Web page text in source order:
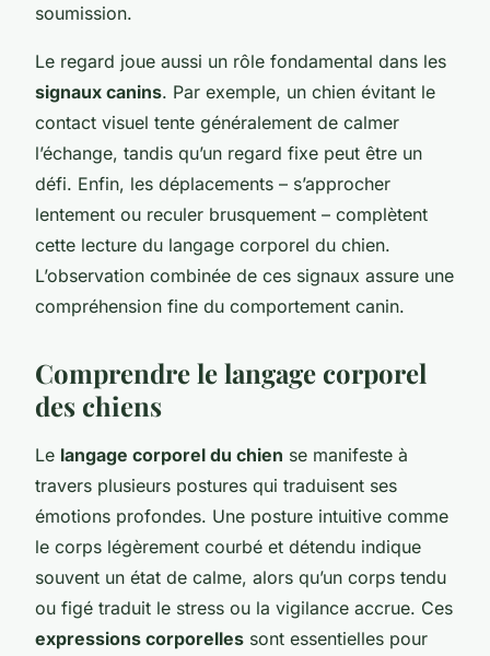
soumission.
Le regard joue aussi un rôle fondamental dans les
signaux canins. Par exemple, un chien évitant le
contact visuel tente généralement de calmer
l’échange, tandis qu’un regard fixe peut être un
défi. Enfin, les déplacements – s’approcher
lentement ou reculer brusquement – complètent
cette lecture du langage corporel du chien.
L’observation combinée de ces signaux assure une
compréhension fine du comportement canin.
Comprendre le langage corporel
des chiens
Le langage corporel du chien se manifeste à
travers plusieurs postures qui traduisent ses
émotions profondes. Une posture intuitive comme
le corps légèrement courbé et détendu indique
souvent un état de calme, alors qu’un corps tendu
ou figé traduit le stress ou la vigilance accrue. Ces
expressions corporelles sont essentielles pour